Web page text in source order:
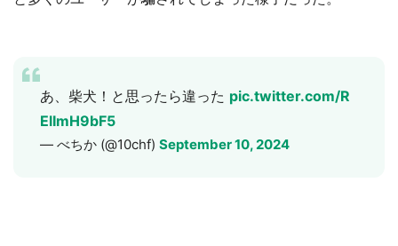
あ、柴犬！と思ったら違った pic.twitter.com/R
ElImH9bF5
— べちか (@10chf) September 10, 2024